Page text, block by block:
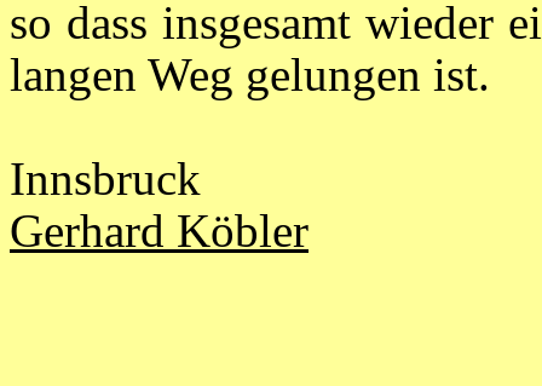
so dass insgesamt wieder
langen Weg gelungen ist.
Innsbruck
Gerhard Köbler